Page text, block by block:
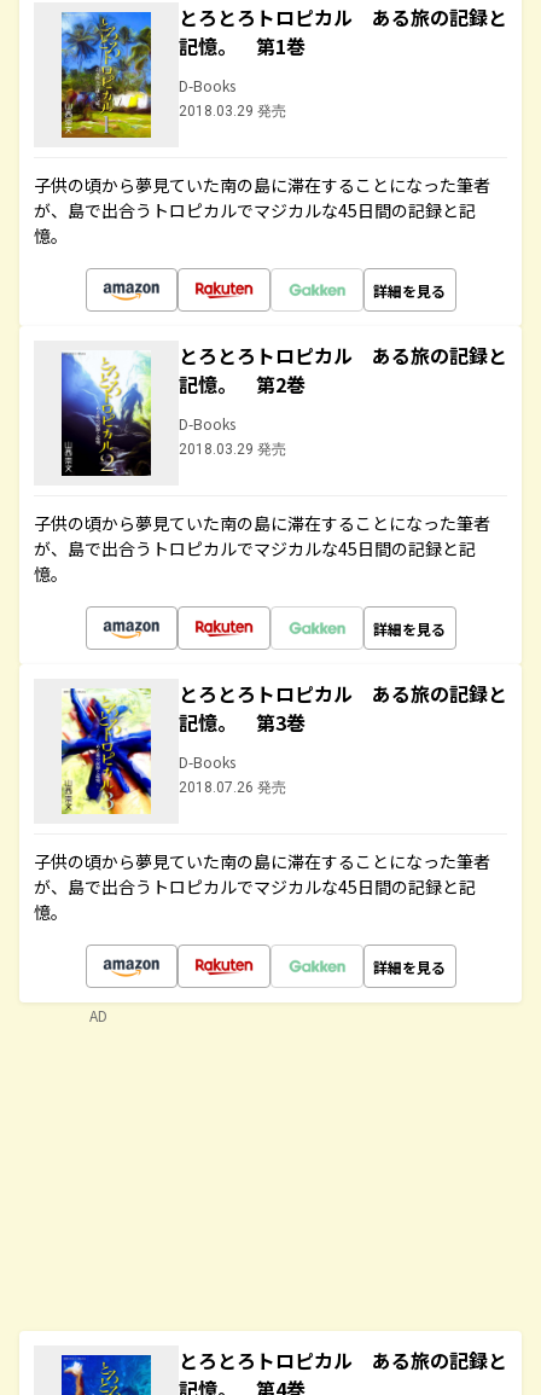
とろとろトロピカル ある旅の記録と
記憶。 第1巻
D-Books
2018.03.29 発売
子供の頃から夢見ていた南の島に滞在することになった筆者
が、島で出合うトロピカルでマジカルな45日間の記録と記
憶。
詳細を見る
とろとろトロピカル ある旅の記録と
記憶。 第2巻
D-Books
2018.03.29 発売
子供の頃から夢見ていた南の島に滞在することになった筆者
が、島で出合うトロピカルでマジカルな45日間の記録と記
憶。
詳細を見る
とろとろトロピカル ある旅の記録と
記憶。 第3巻
D-Books
2018.07.26 発売
子供の頃から夢見ていた南の島に滞在することになった筆者
が、島で出合うトロピカルでマジカルな45日間の記録と記
憶。
詳細を見る
とろとろトロピカル ある旅の記録と
記憶。 第4巻
AD